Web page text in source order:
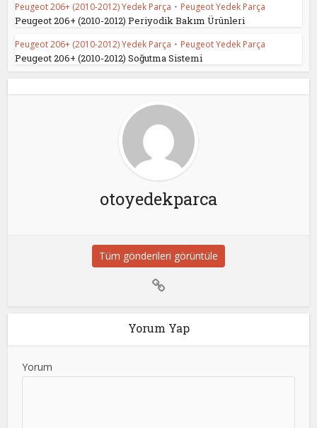
Peugeot 206+ (2010-2012) Yedek Parça • Peugeot Yedek Parça
Peugeot 206+ (2010-2012) Periyodik Bakım Ürünleri
Peugeot 206+ (2010-2012) Yedek Parça • Peugeot Yedek Parça
Peugeot 206+ (2010-2012) Soğutma Sistemi
otoyedekparca
Tüm gönderileri görüntüle
Yorum Yap
Yorum